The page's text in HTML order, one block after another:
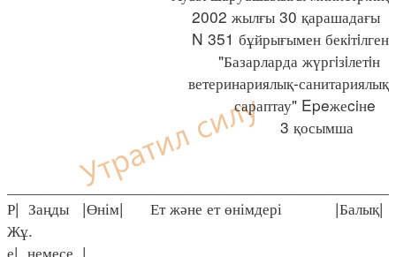
2002 жылғы 30 қарашадағы
N 351 бұйрығымен бекiтiлген
"Базарларда жүргiзiлетiн
ветеринариялық-санитариялық
сараптау" Epeжеciнe
3 қосымша
Р| Заңды |Өнім| Ет және ет өнімдері |Балық|
Жұ.
е| немесе |